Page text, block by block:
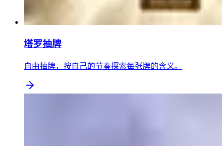
塔罗抽牌
自由抽牌，按自己的节奏探索每张牌的含义。